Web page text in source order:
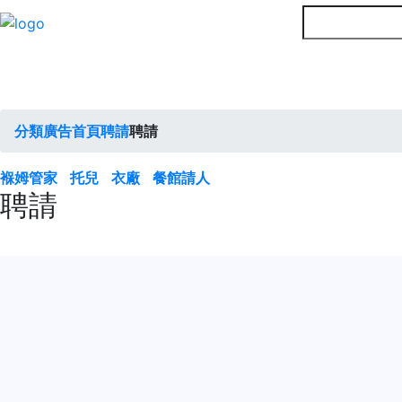
分類廣告首頁聘請聘請
褓姆管家 托兒 衣廠 餐館請人
聘請